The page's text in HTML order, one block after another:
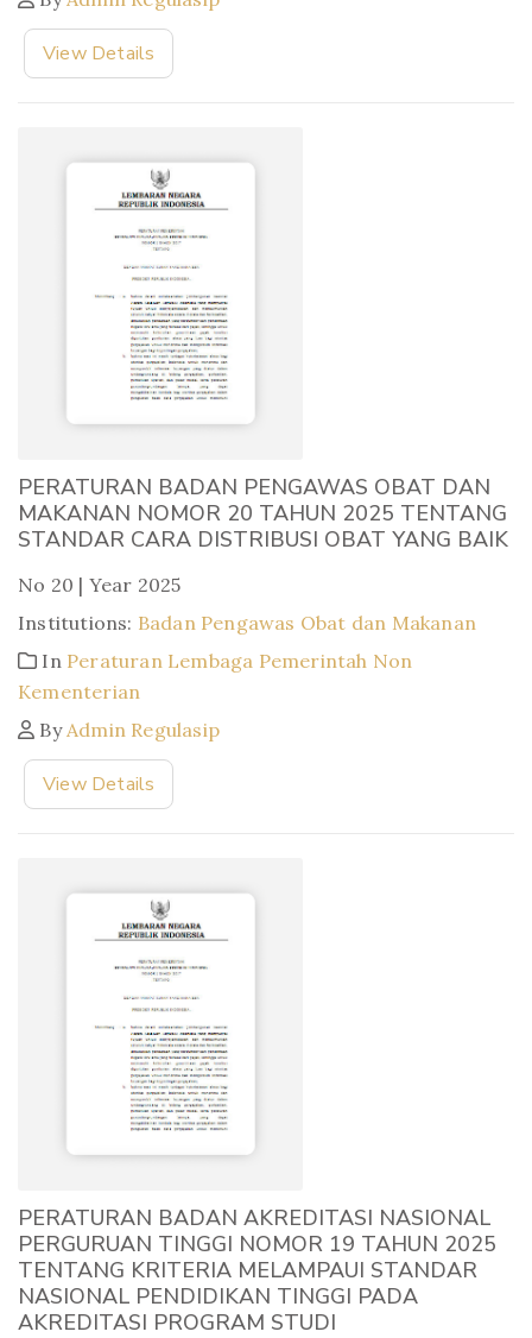
View Details
PERATURAN BADAN PENGAWAS OBAT DAN
MAKANAN NOMOR 20 TAHUN 2025 TENTANG
STANDAR CARA DISTRIBUSI OBAT YANG BAIK
No 20 | Year 2025
Institutions: Badan Pengawas Obat dan Makanan
In Peraturan Lembaga Pemerintah Non
Kementerian
By Admin Regulasip
View Details
PERATURAN BADAN AKREDITASI NASIONAL
PERGURUAN TINGGI NOMOR 19 TAHUN 2025
TENTANG KRITERIA MELAMPAUI STANDAR
NASIONAL PENDIDIKAN TINGGI PADA
AKREDITASI PROGRAM STUDI